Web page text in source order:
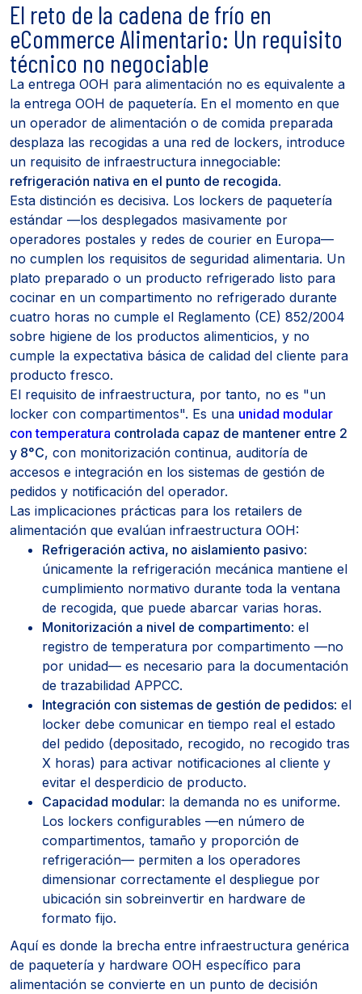
El reto de la cadena de frío en
eCommerce Alimentario: Un requisito
técnico no negociable
La entrega OOH para alimentación no es equivalente a
la entrega OOH de paquetería. En el momento en que
un operador de alimentación o de comida preparada
desplaza las recogidas a una red de lockers, introduce
un requisito de infraestructura innegociable:
refrigeración nativa en el punto de recogida.
Esta distinción es decisiva. Los lockers de paquetería
estándar —los desplegados masivamente por
operadores postales y redes de courier en Europa—
no cumplen los requisitos de seguridad alimentaria. Un
plato preparado o un producto refrigerado listo para
cocinar en un compartimento no refrigerado durante
cuatro horas no cumple el Reglamento (CE) 852/2004
sobre higiene de los productos alimenticios, y no
cumple la expectativa básica de calidad del cliente para
producto fresco.
El requisito de infraestructura, por tanto, no es "un
locker con compartimentos". Es una unidad modular
con temperatura controlada capaz de mantener entre 2
y 8°C, con monitorización continua, auditoría de
accesos e integración en los sistemas de gestión de
pedidos y notificación del operador.
Las implicaciones prácticas para los retailers de
alimentación que evalúan infraestructura OOH:
Refrigeración activa, no aislamiento pasivo:
únicamente la refrigeración mecánica mantiene el
cumplimiento normativo durante toda la ventana
de recogida, que puede abarcar varias horas.
Monitorización a nivel de compartimento: el
registro de temperatura por compartimento —no
por unidad— es necesario para la documentación
de trazabilidad APPCC.
Integración con sistemas de gestión de pedidos: el
locker debe comunicar en tiempo real el estado
del pedido (depositado, recogido, no recogido tras
X horas) para activar notificaciones al cliente y
evitar el desperdicio de producto.
Capacidad modular: la demanda no es uniforme.
Los lockers configurables —en número de
compartimentos, tamaño y proporción de
refrigeración— permiten a los operadores
dimensionar correctamente el despliegue por
ubicación sin sobreinvertir en hardware de
formato fijo.
Aquí es donde la brecha entre infraestructura genérica
de paquetería y hardware OOH específico para
alimentación se convierte en un punto de decisión